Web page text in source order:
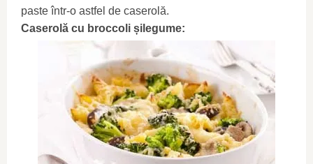
paste într-o astfel de caserolă.
Caserolă cu broccoli șilegume: